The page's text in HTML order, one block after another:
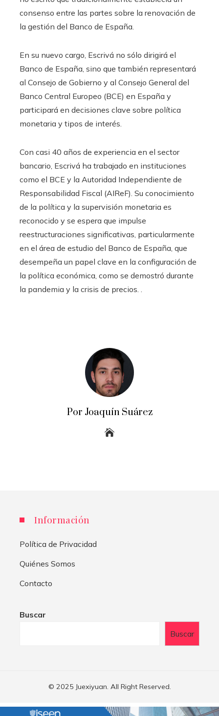
consenso entre las partes sobre la renovación de
la gestión del Banco de España.
En su nuevo cargo, Escrivá no sólo dirigirá el
Banco de España, sino que también representará
al Consejo de Gobierno y al Consejo General del
Banco Central Europeo (BCE) en España y
participará en decisiones clave sobre política
monetaria y tipos de interés.
Con casi 40 años de experiencia en el sector
bancario, Escrivá ha trabajado en instituciones
como el BCE y la Autoridad Independiente de
Responsabilidad Fiscal (AIReF). Su conocimiento
de la política y la supervisión monetaria es
reconocido y se espera que impulse
reestructuraciones significativas, particularmente
en el área de estudio del Banco de España, que
desempeña un papel clave en la configuración de
la política económica, como se demostró durante
la pandemia y la crisis de precios. .
Por Joaquín Suárez
Información
Política de Privacidad
Quiénes Somos
Contacto
Buscar
Buscar
© 2025 Juexiyuan. All Right Reserved.